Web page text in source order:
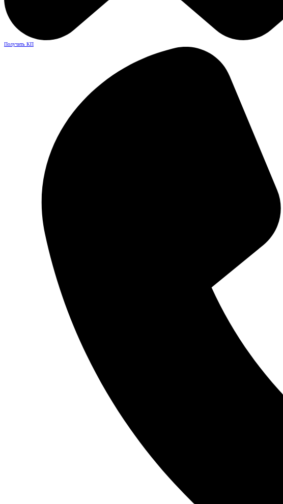
Получить КП